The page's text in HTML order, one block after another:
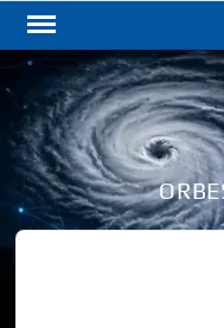
Saltar
contenido